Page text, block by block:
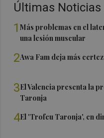
Últimas Noticias
1Más problemas en el
una lesión muscular
2Awa Fam deja más
3El Valencia presenta la
Taronja
4El 'Trofeu Taronja', en